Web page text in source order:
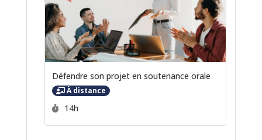
Défendre son projet en soutenance orale
À distance
Durée :
14h